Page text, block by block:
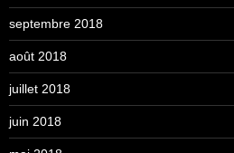
septembre 2018
août 2018
juillet 2018
juin 2018